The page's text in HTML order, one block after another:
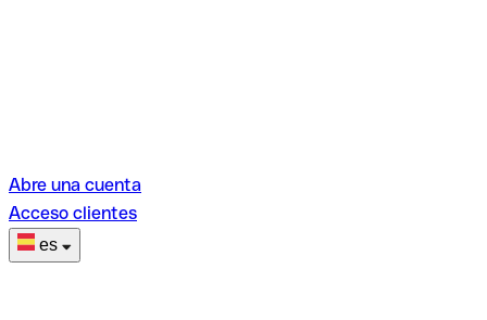
Abre una cuenta
Acceso clientes
es